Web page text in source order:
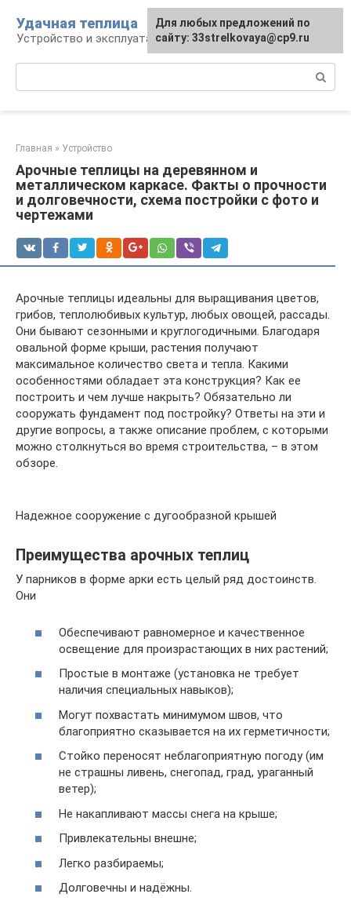
контенту
Удачная теплица
Устройство и эксплуатация теплиц
Главная » Устройство
Арочные теплицы на деревянном и
металлическом каркасе. Факты о прочности
и долговечности, схема постройки с фото и
чертежами
Арочные теплицы идеальны для выращивания цветов,
грибов, теплолюбивых культур, любых овощей, рассады.
Они бывают сезонными и круглогодичными. Благодаря
овальной форме крыши, растения получают
максимальное количество света и тепла. Какими
особенностями обладает эта конструкция? Как ее
построить и чем лучше накрыть? Обязательно ли
сооружать фундамент под постройку? Ответы на эти и
другие вопросы, а также описание проблем, с которыми
можно столкнуться во время строительства, – в этом
обзоре.
Надежное сооружение с дугообразной крышей
Преимущества арочных теплиц
У парников в форме арки есть целый ряд достоинств.
Они
Обеспечивают равномерное и качественное
освещение для произрастающих в них растений;
Простые в монтаже (установка не требует
наличия специальных навыков);
Могут похвастать минимумом швов, что
благоприятно сказывается на их герметичности;
Стойко переносят неблагоприятную погоду (им
не страшны ливень, снегопад, град, ураганный
ветер);
Не накапливают массы снега на крыше;
Привлекательны внешне;
Легко разбираемы;
Долговечны и надёжны.
Для любых предложений по
сайту: 33strelkovaya@cp9.ru